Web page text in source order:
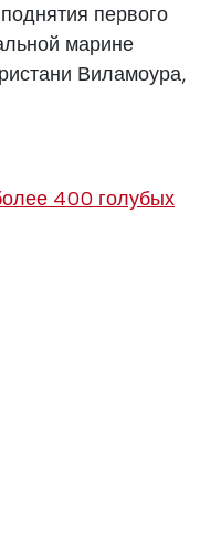
первого
марине
Виламоура,
400 голубых